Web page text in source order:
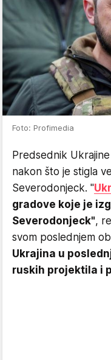
Foto: Profimedia
Predsednik Ukrajine
nakon što je stigla
Severodonjeck. "
gradove koje je
Severodonjeck",
svom poslednjem
Ukrajina u
ruskih projektila i